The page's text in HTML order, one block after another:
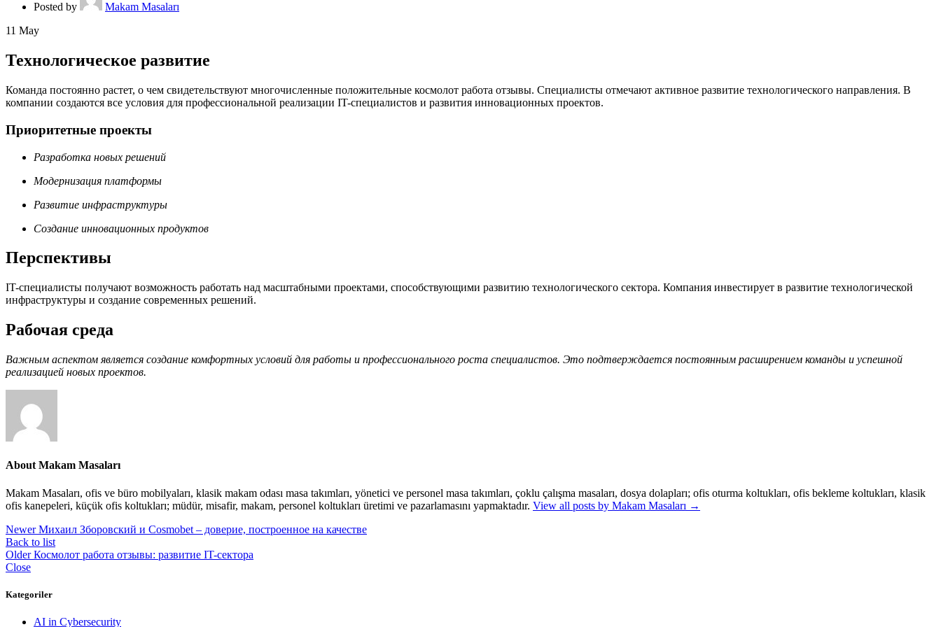
Posted by
Makam Masaları
11 May
Технологическое развитие
Команда постоянно растет, о чем свидетельствуют многочисленные положительные космолот работа отзывы. Специалисты отмечают активное развитие технологического направления. В
компании создаются все условия для профессиональной реализации IT-специалистов и развития инновационных проектов.
Приоритетные проекты
Разработка новых решений
Модернизация платформы
Развитие инфраструктуры
Создание инновационных продуктов
Перспективы
IT-специалисты получают возможность работать над масштабными проектами, способствующими развитию технологического сектора. Компания инвестирует в развитие технологической
инфраструктуры и создание современных решений.
Рабочая среда
Важным аспектом является создание комфортных условий для работы и профессионального роста специалистов. Это подтверждается постоянным расширением команды и успешной
реализацией новых проектов.
About Makam Masaları
Makam Masaları, ofis ve büro mobilyaları, klasik makam odası masa takımları, yönetici ve personel masa takımları, çoklu çalışma masaları, dosya dolapları; ofis oturma koltukları, ofis bekleme koltukları, klasik
ofis kanepeleri, küçük ofis koltukları; müdür, misafir, makam, personel koltukları üretimi ve pazarlamasını yapmaktadır. View all posts by Makam Masaları →
Newer Михаил Зборовский и Cosmobet – доверие, построенное на качестве
Back to list
Older Космолот работа отзывы: развитие IT-сектора
Close
Kategoriler
AI in Cybersecurity